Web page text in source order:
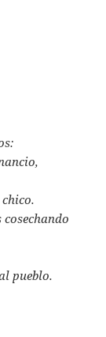
pueblo.